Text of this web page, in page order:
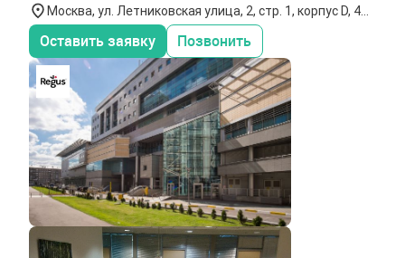
Москва, ул. Летниковская улица, 2, стр. 1, корпус D, 4
этаж
Оставить заявку Позвонить